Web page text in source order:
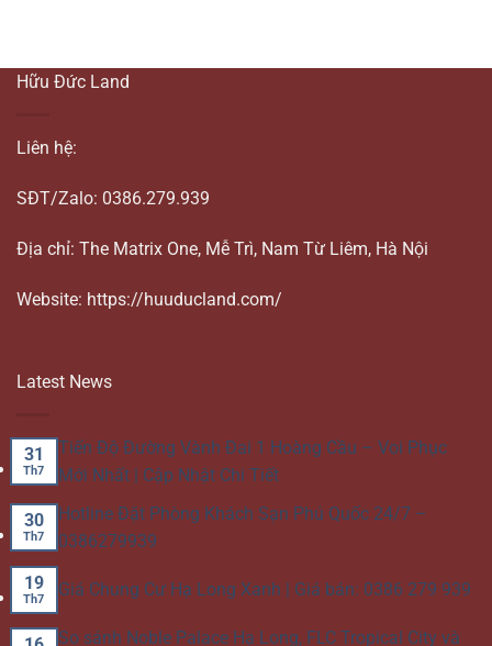
Hữu Đức Land
Liên hệ:
SĐT/Zalo: 0386.279.939
Địa chỉ: The Matrix One, Mễ Trì, Nam Từ Liêm, Hà Nội
Website: https://huuducland.com/
Latest News
31
Th7
Tiến Độ Đường Vành Đai 1 Hoàng Cầu – Voi Phục
Mới Nhất | Cập Nhật Chi Tiết
30
Th7
Hotline Đặt Phòng Khách Sạn Phú Quốc 24/7 –
0386279939
19
Th7 Giá Chung Cư Hạ Long Xanh | Giá bán: 0386 279 939
So sánh Noble Palace Hạ Long, FLC Tropical City và